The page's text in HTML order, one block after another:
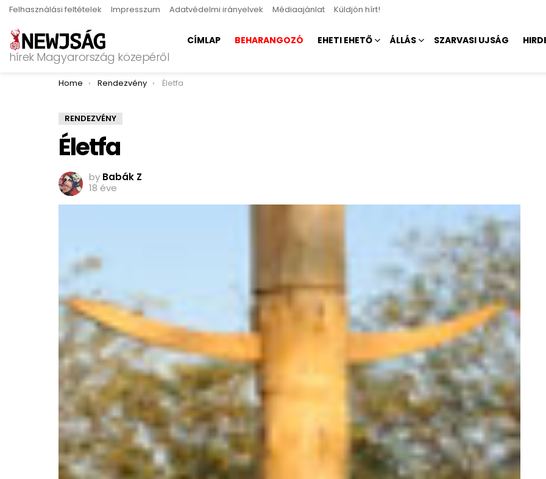
Felhasználási feltételek Impresszum Adatvédelmi irányelvek Médiaajánlat Küldjön hírt!
hírek Magyarország közepéről
CÍMLAP BEHARANGOZÓ EHETI EHETŐ ÁLLÁS SZARVASI UJSÁG
You are here:
Home Rendezvény Életfa
RENDEZVÉNY
Életfa
by Babák Z
18 éve